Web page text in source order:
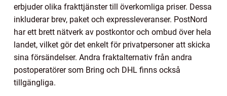
erbjuder olika frakttjänster till överkomliga priser. Dessa
inkluderar brev, paket och expressleveranser. PostNord
har ett brett nätverk av postkontor och ombud över hela
landet, vilket gör det enkelt för privatpersoner att skicka
sina försändelser. Andra fraktalternativ från andra
postoperatörer som Bring och DHL finns också
tillgängliga.